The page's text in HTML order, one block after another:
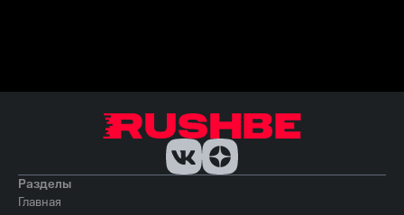
Разделы
Главная